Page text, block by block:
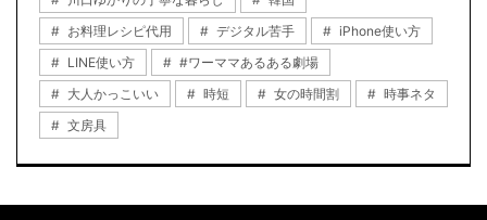
お料理レシピ代用
デジタル苦手
iPhone使い方
LINE使い方
#ワーママあるある劇場
大人かっこいい
時短 女の時間割
時事ネタ
文房具